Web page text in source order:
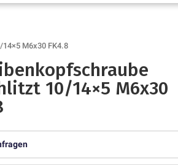
M6x30 FK4.8
10/14×5 M6x30